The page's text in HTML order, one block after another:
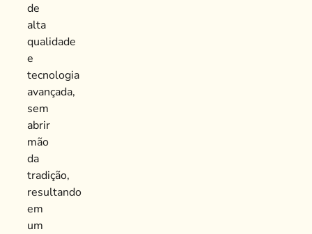
de
alta
qualidade
e
tecnologia
avançada,
sem
abrir
mão
da
tradição,
resultando
em
um